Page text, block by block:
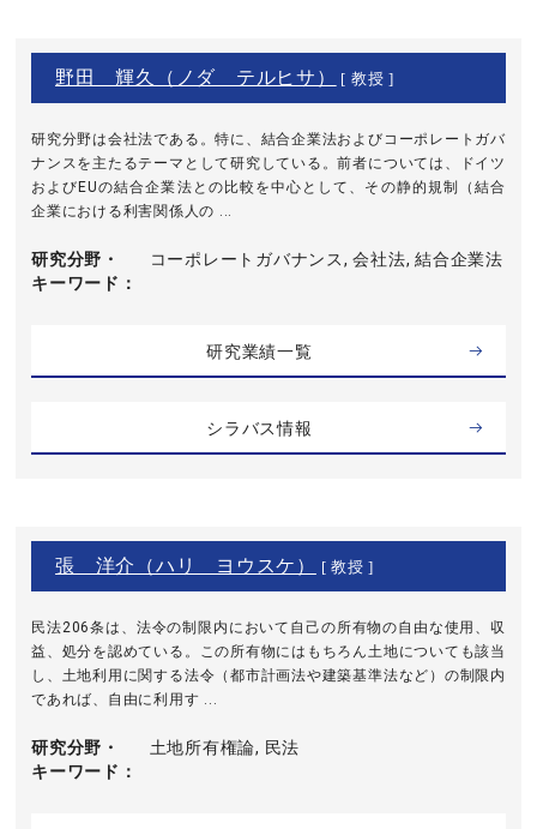
野田 輝久（ノダ テルヒサ） [ 教授 ]
研究分野は会社法である。特に、結合企業法およびコーポレートガバ
ナンスを主たるテーマとして研究している。前者については、ドイツ
およびEUの結合企業法との比較を中心として、その静的規制（結合
企業における利害関係人の ...
研究分野・
キーワード
コーポレートガバナンス, 会社法, 結合企業法
研究業績一覧
シラバス情報
張 洋介（ハリ ヨウスケ） [ 教授 ]
民法206条は、法令の制限内において自己の所有物の自由な使用、収
益、処分を認めている。この所有物にはもちろん土地についても該当
し、土地利用に関する法令（都市計画法や建築基準法など）の制限内
であれば、自由に利用す ...
研究分野・
キーワード
土地所有権論, 民法